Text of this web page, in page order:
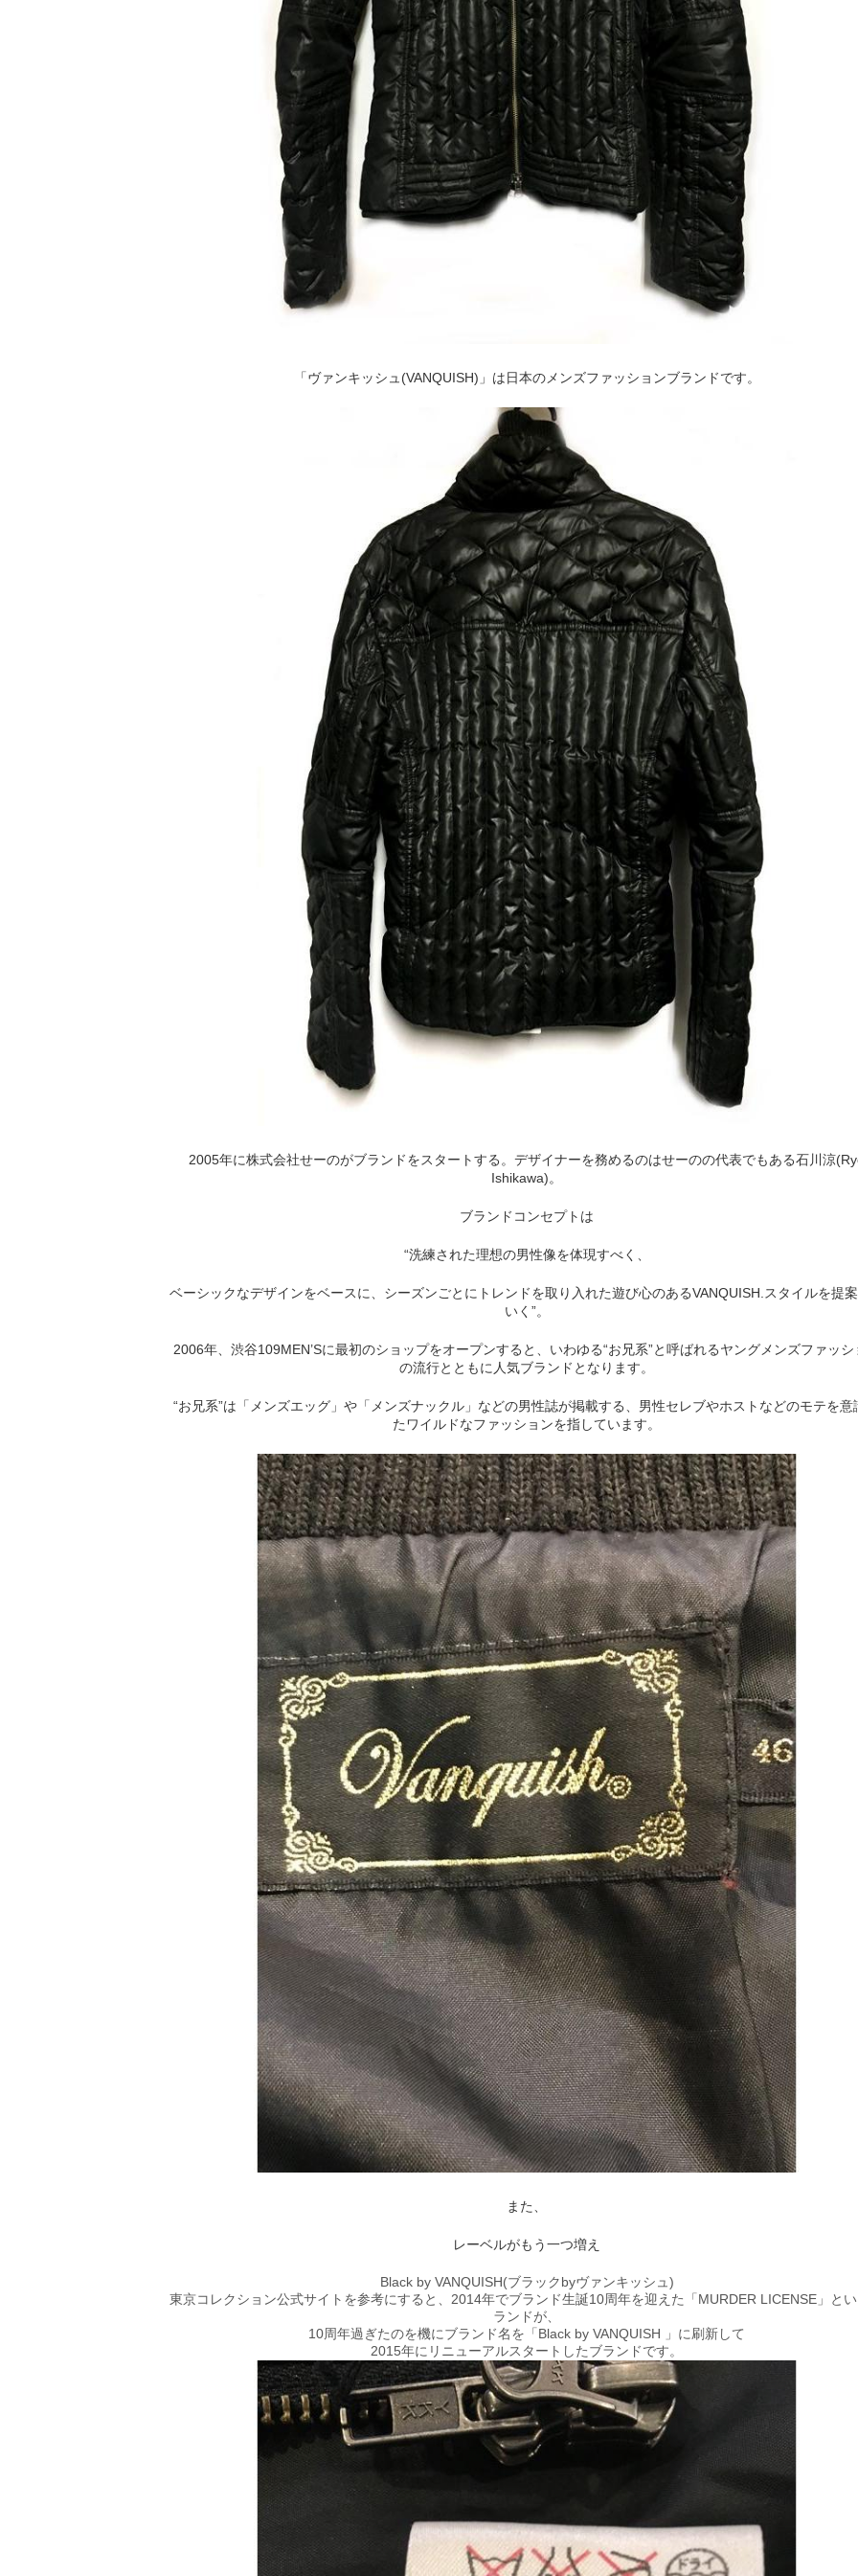
「ヴァンキッシュ(VANQUISH)」は日本のメンズファッションブランドです。
2005年に株式会社せーのがブランドをスタートする。デザイナーを務めるのはせーのの代表でもある石川涼
Ishikawa)。
ブランドコンセプトは
“洗練された理想の男性像を体現すべく、
ベーシックなデザインをベースに、シーズンごとにトレンドを取り入れた遊び心のあるVANQUISH.スタイルを提
いく”。
2006年、渋谷109MEN’Sに最初のショップをオープンすると、いわゆる“お兄系”と呼ばれるヤングメンズファッシ
の流行とともに人気ブランドとなります。
“お兄系”は「メンズエッグ」や「メンズナックル」などの男性誌が掲載する、男性セレブやホストなどのモテを意
たワイルドなファッションを指しています。
また、
レーベルがもう一つ増え
Black by VANQUISH(ブラックbyヴァンキッシュ)
東京コレクション公式サイトを参考にすると、2014年でブランド生誕10周年を迎えた「MURDER LICENSE」と
ランドが、
10周年過ぎたのを機にブランド名を「Black by VANQUISH 」に刷新して
2015年にリニューアルスタートしたブランドです。